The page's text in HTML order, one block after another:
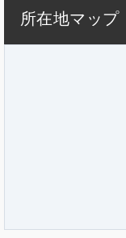
所在地マップ